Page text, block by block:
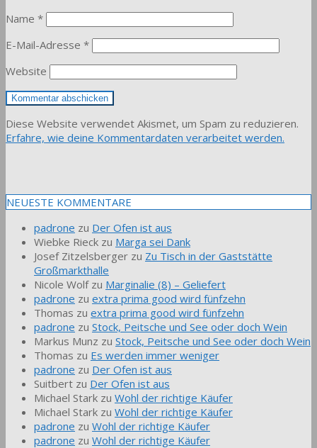
Name *
E-Mail-Adresse *
Website
Diese Website verwendet Akismet, um Spam zu reduzieren.
Erfahre, wie deine Kommentardaten verarbeitet werden.
NEUESTE KOMMENTARE
padrone zu Der Ofen ist aus
Wiebke Rieck zu Marga sei Dank
Josef Zitzelsberger zu Zu Tisch in der Gaststätte
Großmarkthalle
Nicole Wolfzu Marginalie (8) – Geliefert
padrone zu extra prima good wird fünfzehn
Thomas zu extra prima good wird fünfzehn
padrone zu Stock, Peitsche und See oder doch Wein
Markus Munz zu Stock, Peitsche und See oder doch Wein
Thomas zu Es werden immer weniger
padrone zu Der Ofen ist aus
Suitbert zu Der Ofen ist aus
Michael Stark zu Wohl der richtige Käufer
Michael Stark zu Wohl der richtige Käufer
padrone zu Wohl der richtige Käufer
padrone zu Wohl der richtige Käufer